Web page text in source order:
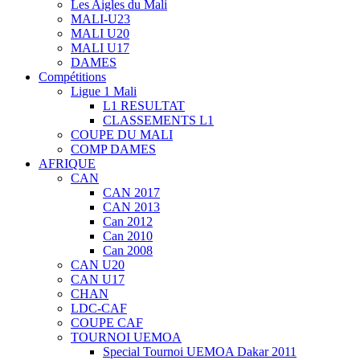
Les Aigles du Mali
MALI-U23
MALI U20
MALI U17
DAMES
Compétitions
Ligue 1 Mali
L1 RESULTAT
CLASSEMENTS L1
COUPE DU MALI
COMP DAMES
AFRIQUE
CAN
CAN 2017
CAN 2013
Can 2012
Can 2010
Can 2008
CAN U20
CAN U17
CHAN
LDC-CAF
COUPE CAF
TOURNOI UEMOA
Special Tournoi UEMOA Dakar 2011